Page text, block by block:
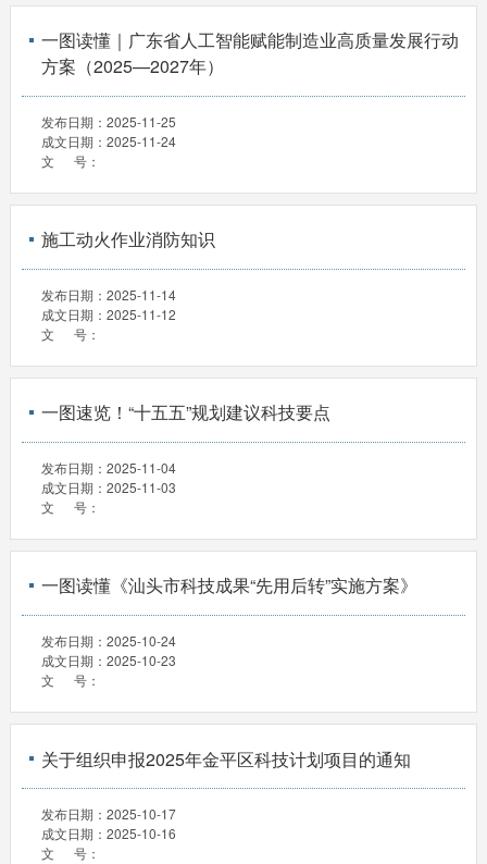
一图读懂｜广东省人工智能赋能制造业高质量发展行动
方案（2025—2027年）
发布日期： 2025-11-25
成文日期： 2025-11-24
文 号：
施工动火作业消防知识
发布日期： 2025-11-14
成文日期： 2025-11-12
文 号：
一图速览！“十五五”规划建议科技要点
发布日期： 2025-11-04
成文日期： 2025-11-03
文 号：
一图读懂《汕头市科技成果“先用后转”实施方案》
发布日期： 2025-10-24
成文日期： 2025-10-23
文 号：
关于组织申报2025年金平区科技计划项目的通知
发布日期： 2025-10-17
成文日期： 2025-10-16
文 号：